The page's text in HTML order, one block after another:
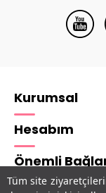
Tüm site
Kurumsal
Hesabım
Önemli